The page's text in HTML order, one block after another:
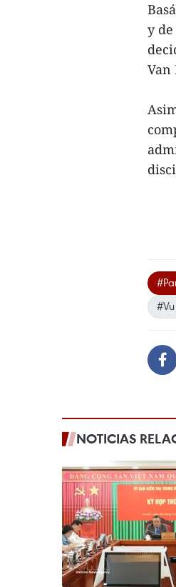
y
Van
NOTICIAS